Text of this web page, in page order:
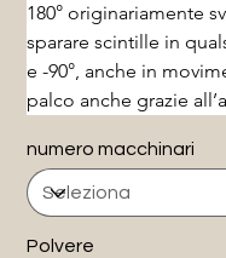
180° originariamente
sparare scintille in
e -90°, anche in
palco anche grazie
numero macchinari
Polvere